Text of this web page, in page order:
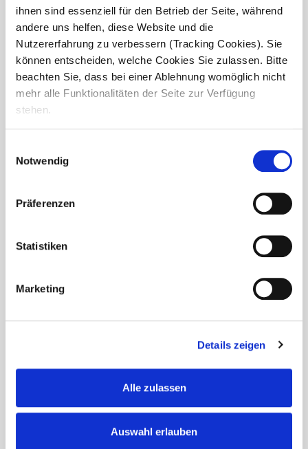
ihnen sind essenziell für den Betrieb der Seite, während
andere uns helfen, diese Website und die
Nutzererfahrung zu verbessern (Tracking Cookies). Sie
können entscheiden, welche Cookies Sie zulassen. Bitte
beachten Sie, dass bei einer Ablehnung womöglich nicht
mehr alle Funktionalitäten der Seite zur Verfügung
stehen.
Notwendig
Präferenzen
Statistiken
Marketing
Details zeigen
Alle zulassen
Auswahl erlauben
Auszubildende!
Im Seniorendomizil Haus Dominic in Elsenfeld durften wir in
den vergangenen Wochen noch einmal neue